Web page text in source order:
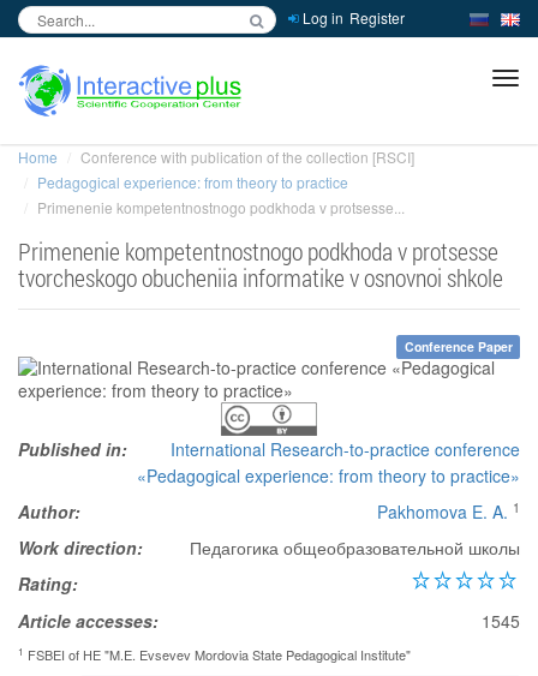
Log in Register
Home
Conference with publication of the collection [RSCI]
Pedagogical experience: from theory to practice
Primenenie kompetentnostnogo podkhoda v protsesse...
Primenenie kompetentnostnogo podkhoda v protsesse
tvorcheskogo obucheniia informatike v osnovnoi shkole
Conference Paper
Published in:
International Research-to-practice conference
«Pedagogical experience: from theory to practice»
Author:
Pakhomova E. A. 1
Work direction:
Педагогика общеобразовательной школы
Rating:
Article accesses:
1545
1 FSBEI of HE "M.E. Evsevev Mordovia State Pedagogical Institute"